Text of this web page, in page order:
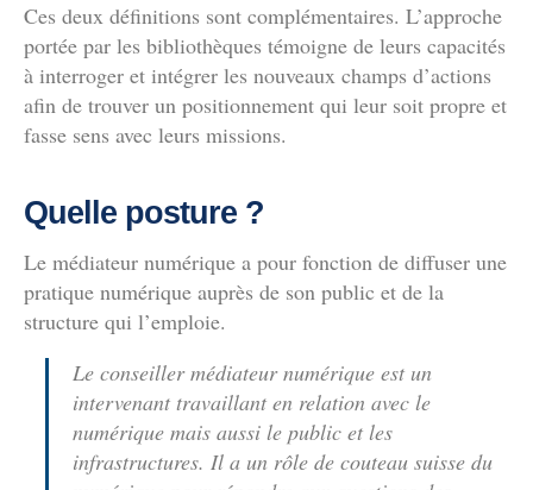
Ces deux définitions sont complémentaires. L’approche
portée par les bibliothèques témoigne de leurs capacités
à interroger et intégrer les nouveaux champs d’actions
afin de trouver un positionnement qui leur soit propre et
fasse sens avec leurs missions.
Quelle posture ?
Le médiateur numérique a pour fonction de diffuser une
pratique numérique auprès de son public et de la
structure qui l’emploie.
Le conseiller médiateur numérique est un
intervenant travaillant en relation avec le
numérique mais aussi le public et les
infrastructures. Il a un rôle de couteau suisse du